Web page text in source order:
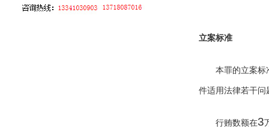
立案标准
本罪的立案标
件适用法律若干问
行贿数额在3